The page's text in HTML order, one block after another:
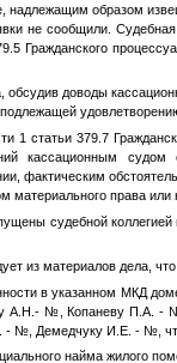
надлежащим образом
не сообщили.
Гражданского
доводы
1 статьи 379.7
кассационным
фактическим
материального права или
судебной коллегией
из материалов дела,
в указанном МКД
А.Н.- № , Копаневу П.А. -
- №, Демедчуку И.Е. - №,
найма жилого